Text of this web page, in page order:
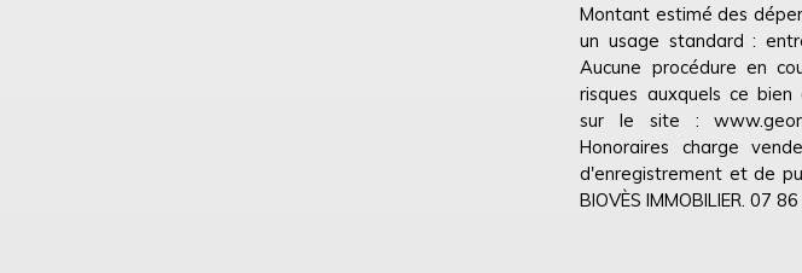
Montant estimé des
un usage standard :
Aucune procédure en
risques auxquels ce
sur le site :
Honoraires charge
d'enregistrement et de
BIOVÈS IMMOBILIER. 07